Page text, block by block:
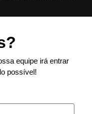
equipe irá entrar
possível!